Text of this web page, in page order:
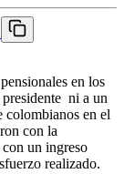
en los
presidente ni a un
colombianos en el
con la
un ingreso
realizado.